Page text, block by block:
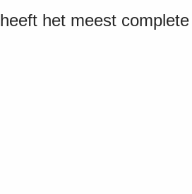
het meest complete